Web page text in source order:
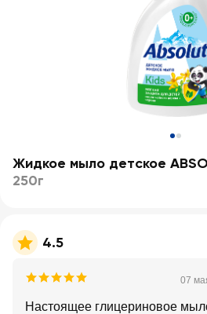
Жидкое мыло детское
250г
4.5
07
Настоящее глицериновое